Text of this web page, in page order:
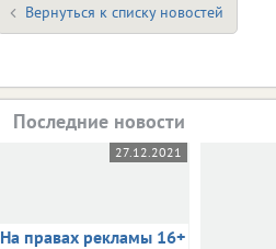
Вернуться к списку новостей
Последние новости
27.12.2021
На правах рекламы 16+